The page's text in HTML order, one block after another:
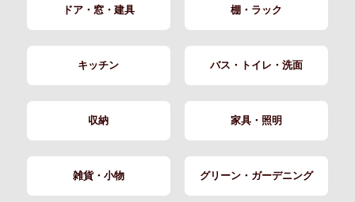
ドア・窓・建具 棚・ラック
キッチン バス・トイレ・洗面
収納 家具・照明
雑貨・小物 グリーン・ガーデニング